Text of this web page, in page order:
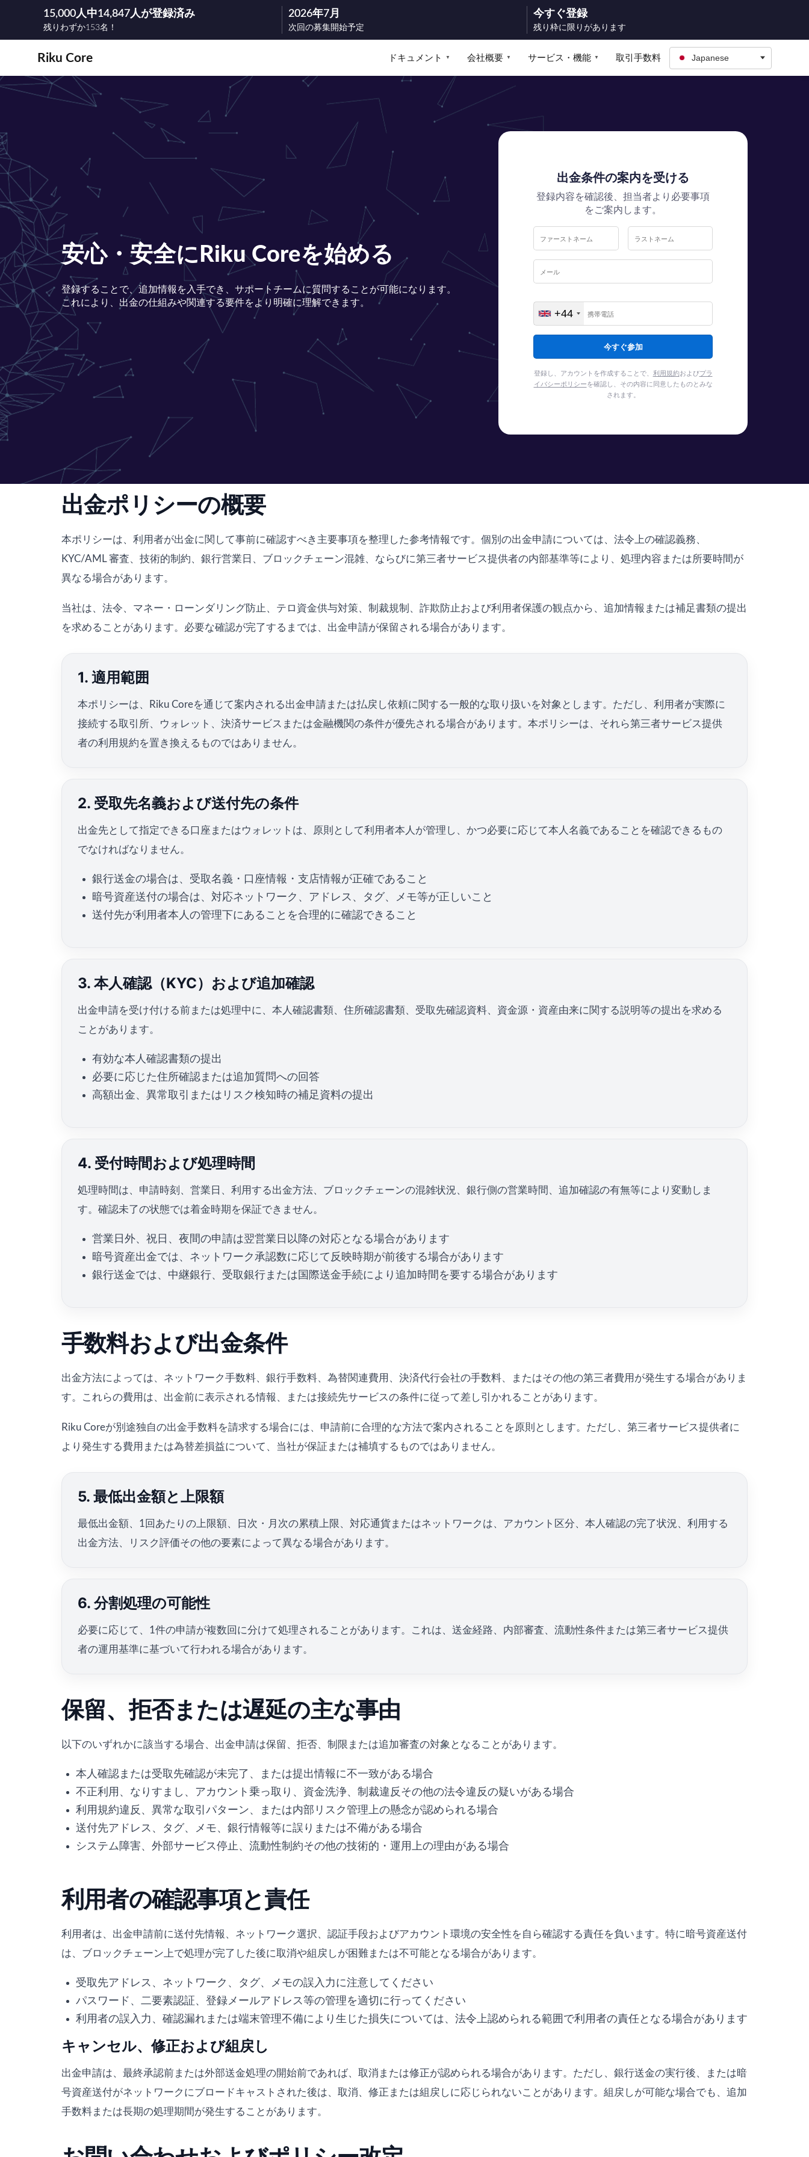
15,000人中14,847人が登録済み
残りわずか153名！
2026年7月
次回の募集開始予定
今すぐ登録
残り枠に限りがあります
Riku Core ドキュメント ▼ 会社概要 ▼ サービス・機能 ▼ 取引手数料 Japanese
安心・安全にRiku Coreを始める
登録することで、追加情報を入手でき、サポートチームに質問することが可能になります。
これにより、出金の仕組みや関連する要件をより明確に理解できます。
出金条件の案内を受ける
登録内容を確認後、担当者より必要事項
をご案内します。
United
Kingdom
+44
+44
登録し、アカウントを作成することで、 利用規約およびプラ
イバシーポリシーを確認し、その内容に同意したものとみな
されます。
出金ポリシーの概要
本ポリシーは、利用者が出金に関して事前に確認すべき主要事項を整理した参考情報です。個別の出金申請については、法令上の確認義務、
KYC/AML 審査、技術的制約、銀行営業日、ブロックチェーン混雑、ならびに第三者サービス提供者の内部基準等により、処理内容または所要時間が
異なる場合があります。
当社は、法令、マネー・ローンダリング防止、テロ資金供与対策、制裁規制、詐欺防止および利用者保護の観点から、追加情報または補足書類の提出
を求めることがあります。必要な確認が完了するまでは、出金申請が保留される場合があります。
1. 適用範囲
本ポリシーは、Riku Coreを通じて案内される出金申請または払戻し依頼に関する一般的な取り扱いを対象とします。ただし、利用者が実際に
接続する取引所、ウォレット、決済サービスまたは金融機関の条件が優先される場合があります。本ポリシーは、それら第三者サービス提供
者の利用規約を置き換えるものではありません。
2. 受取先名義および送付先の条件
出金先として指定できる口座またはウォレットは、原則として利用者本人が管理し、かつ必要に応じて本人名義であることを確認できるもの
でなければなりません。
銀行送金の場合は、受取名義・口座情報・支店情報が正確であること
暗号資産送付の場合は、対応ネットワーク、アドレス、タグ、メモ等が正しいこと
送付先が利用者本人の管理下にあることを合理的に確認できること
3. 本人確認（KYC）および追加確認
出金申請を受け付ける前または処理中に、本人確認書類、住所確認書類、受取先確認資料、資金源・資産由来に関する説明等の提出を求める
ことがあります。
有効な本人確認書類の提出
必要に応じた住所確認または追加質問への回答
高額出金、異常取引またはリスク検知時の補足資料の提出
4. 受付時間および処理時間
処理時間は、申請時刻、営業日、利用する出金方法、ブロックチェーンの混雑状況、銀行側の営業時間、追加確認の有無等により変動しま
す。確認未了の状態では着金時期を保証できません。
営業日外、祝日、夜間の申請は翌営業日以降の対応となる場合があります
暗号資産出金では、ネットワーク承認数に応じて反映時期が前後する場合があります
銀行送金では、中継銀行、受取銀行または国際送金手続により追加時間を要する場合があります
手数料および出金条件
出金方法によっては、ネットワーク手数料、銀行手数料、為替関連費用、決済代行会社の手数料、またはその他の第三者費用が発生する場合がありま
す。これらの費用は、出金前に表示される情報、または接続先サービスの条件に従って差し引かれることがあります。
Riku Coreが別途独自の出金手数料を請求する場合には、申請前に合理的な方法で案内されることを原則とします。ただし、第三者サービス提供者に
より発生する費用または為替差損益について、当社が保証または補填するものではありません。
5. 最低出金額と上限額
最低出金額、1回あたりの上限額、日次・月次の累積上限、対応通貨またはネットワークは、アカウント区分、本人確認の完了状況、利用する
出金方法、リスク評価その他の要素によって異なる場合があります。
6. 分割処理の可能性
必要に応じて、1件の申請が複数回に分けて処理されることがあります。これは、送金経路、内部審査、流動性条件または第三者サービス提供
者の運用基準に基づいて行われる場合があります。
保留、拒否または遅延の主な事由
以下のいずれかに該当する場合、出金申請は保留、拒否、制限または追加審査の対象となることがあります。
本人確認または受取先確認が未完了、または提出情報に不一致がある場合
不正利用、なりすまし、アカウント乗っ取り、資金洗浄、制裁違反その他の法令違反の疑いがある場合
利用規約違反、異常な取引パターン、または内部リスク管理上の懸念が認められる場合
送付先アドレス、タグ、メモ、銀行情報等に誤りまたは不備がある場合
システム障害、外部サービス停止、流動性制約その他の技術的・運用上の理由がある場合
利用者の確認事項と責任
利用者は、出金申請前に送付先情報、ネットワーク選択、認証手段およびアカウント環境の安全性を自ら確認する責任を負います。特に暗号資産送付
は、ブロックチェーン上で処理が完了した後に取消や組戻しが困難または不可能となる場合があります。
受取先アドレス、ネットワーク、タグ、メモの誤入力に注意してください
パスワード、二要素認証、登録メールアドレス等の管理を適切に行ってください
利用者の誤入力、確認漏れまたは端末管理不備により生じた損失については、法令上認められる範囲で利用者の責任となる場合があります
キャンセル、修正および組戻し
出金申請は、最終承認前または外部送金処理の開始前であれば、取消または修正が認められる場合があります。ただし、銀行送金の実行後、または暗
号資産送付がネットワークにブロードキャストされた後は、取消、修正または組戻しに応じられないことがあります。組戻しが可能な場合でも、追加
手数料または長期の処理期間が発生することがあります。